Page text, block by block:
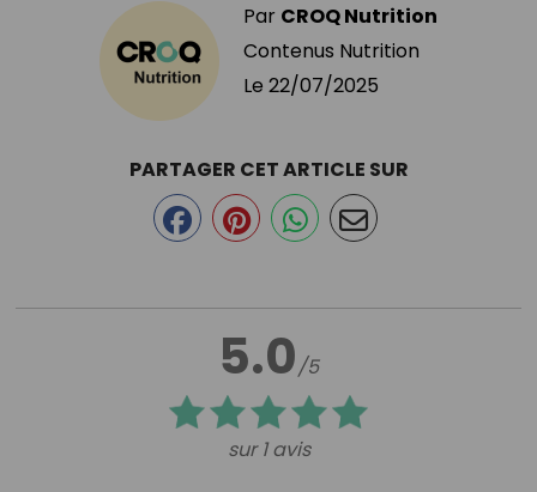
Par CROQ Nutrition
Contenus Nutrition
Le 22/07/2025
5.0/5
sur 1 avis
PARTAGER CET ARTICLE SUR